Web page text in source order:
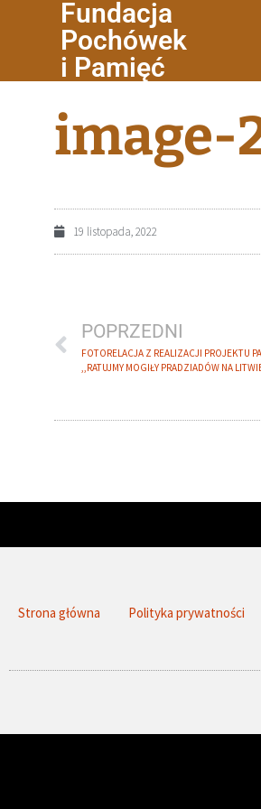
Fundacja
Pochówek
i Pamięć
image-
19 listopada, 2022
POPRZEDNI
FOTORELACJA Z REALIZACJI PROJEKTU
,,RATUJMY MOGIŁY PRADZIADÓW NA
Strona główna Polityka prywatności